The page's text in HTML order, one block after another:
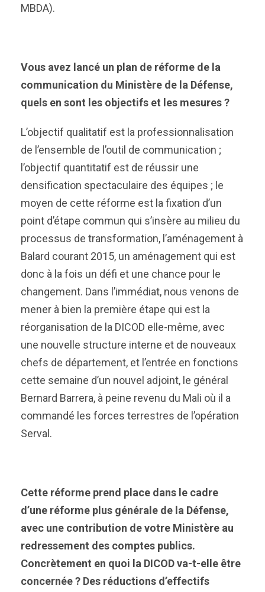
MBDA).
Vous avez lancé un plan de réforme de la
communication du Ministère de la Défense,
quels en sont les objectifs et les mesures ?
L’objectif qualitatif est la professionnalisation
de l’ensemble de l’outil de communication ;
l’objectif quantitatif est de réussir une
densification spectaculaire des équipes ; le
moyen de cette réforme est la fixation d’un
point d’étape commun qui s’insère au milieu du
processus de transformation, l’aménagement à
Balard courant 2015, un aménagement qui est
donc à la fois un défi et une chance pour le
changement. Dans l’immédiat, nous venons de
mener à bien la première étape qui est la
réorganisation de la DICOD elle-même, avec
une nouvelle structure interne et de nouveaux
chefs de département, et l’entrée en fonctions
cette semaine d’un nouvel adjoint, le général
Bernard Barrera, à peine revenu du Mali où il a
commandé les forces terrestres de l’opération
Serval.
Cette réforme prend place dans le cadre
d’une réforme plus générale de la Défense,
avec une contribution de votre Ministère au
redressement des comptes publics.
Concrètement en quoi la DICOD va-t-elle être
concernée ? Des réductions d’effectifs